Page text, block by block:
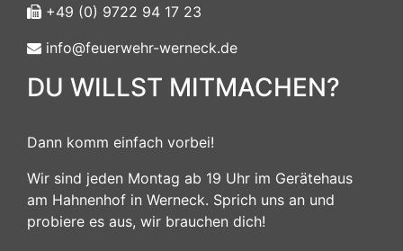
+49 (0) 9722 94 17 23
info@feuerwehr-werneck.de
DU WILLST MITMACHEN?
Dann komm einfach vorbei!
Wir sind jeden Montag ab 19 Uhr im Gerätehaus
am Hahnenhof in Werneck. Sprich uns an und
probiere es aus, wir brauchen dich!